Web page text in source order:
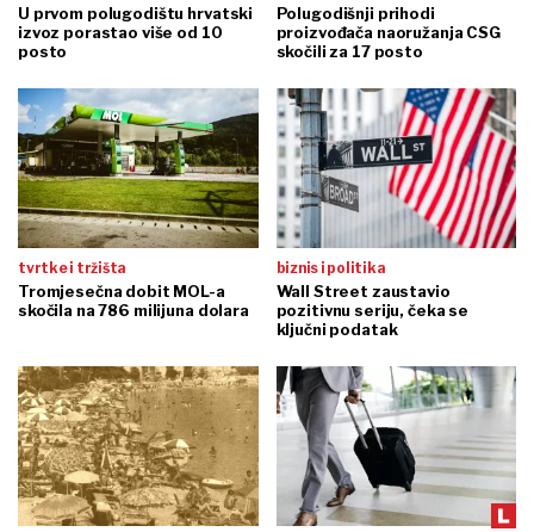
U prvom polugodištu hrvatski
izvoz porastao više od 10
posto
Polugodišnji prihodi
proizvođača naoružanja CSG
skočili za 17 posto
tvrtke i tržišta
Tromjesečna dobit MOL-a
skočila na 786 milijuna dolara
biznis i politika
Wall Street zaustavio
pozitivnu seriju, čeka se
ključni podatak